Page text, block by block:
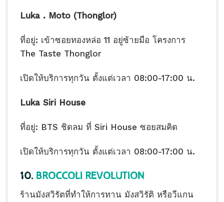
Luka . Moto (Thonglor)
ที่อยู่: เข้าซอยทองหล่อ 11 อยู่ซ้ายมือ โครงการ
The Taste Thonglor
เปิดให้บริการทุกวัน ตั้งแต่เวลา 08:00-17:00 น.
Luka Siri House
ที่อยู่: BTS ชิดลม ที่ Siri House ซอยสมคิด
เปิดให้บริการทุกวัน ตั้งแต่เวลา 08:00-17:00 น.
10. BROCCOLI REVOLUTION
ร้านมังสวิรัตที่ทำให้การทาน มังสวิรัติ หรือวีแกน